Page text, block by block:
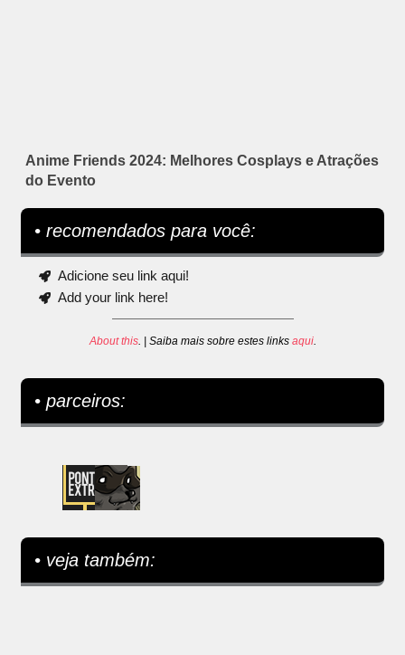
Anime Friends 2024: Melhores Cosplays e Atrações
do Evento
• recomendados para você:
Adicione seu link aqui!
Add your link here!
About this. | Saiba mais sobre estes links aqui.
• parceiros:
• veja também: